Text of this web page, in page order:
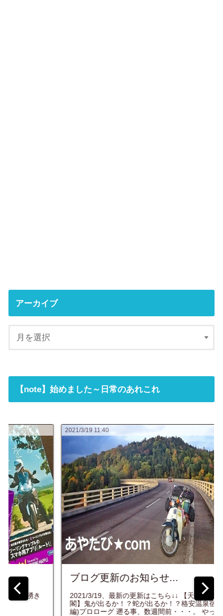
アーカイブ
【note】始めました～日常のあれこれ
2021/3/19 11:40
ブログ更新のお知らせ...
2021/3/19、最新の更新はこちら↓↓ 【天人峡温泉 天人
閣】鬼が出るか！？蛇が出るか！？格安温泉宿探訪記(前
編)プロローグ 遡る事、数週間前・・・。 やっ...